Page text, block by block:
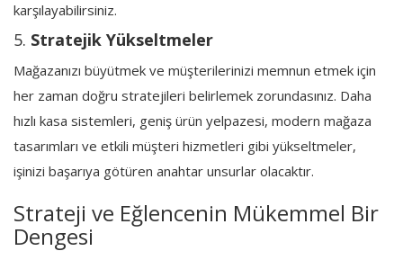
karşılayabilirsiniz.
5. Stratejik Yükseltmeler
Mağazanızı büyütmek ve müşterilerinizi memnun etmek için
her zaman doğru stratejileri belirlemek zorundasınız. Daha
hızlı kasa sistemleri, geniş ürün yelpazesi, modern mağaza
tasarımları ve etkili müşteri hizmetleri gibi yükseltmeler,
işinizi başarıya götüren anahtar unsurlar olacaktır.
Strateji ve Eğlencenin Mükemmel Bir
Dengesi